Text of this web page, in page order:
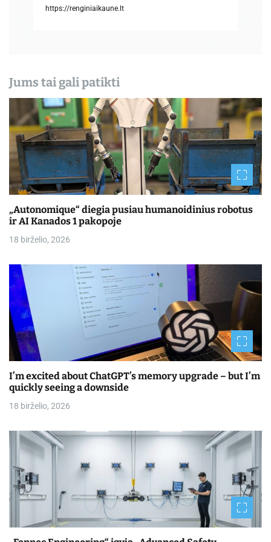
https://renginiaikaune.lt
Jums tai gali patikti
„Autonomique“ diegia pusiau humanoidinius robotus
ir AI Kanados 1 pakopoje
18 birželio, 2026
I’m excited about ChatGPT’s memory upgrade – but I’m
quickly seeing a downside
18 birželio, 2026